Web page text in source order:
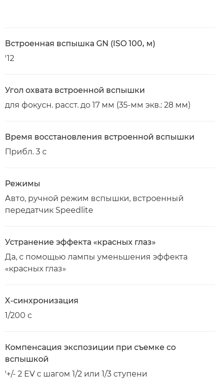
Встроенная вспышка GN (ISO 100, м)
'12
Угол охвата встроенной вспышки
для фокусн. расст. до 17 мм (35-мм экв.: 28 мм)
Время восстановления встроенной вспышки
Прибл. 3 с
Режимы
Авто, ручной режим вспышки, встроенный
передатчик Speedlite
Устранение эффекта «красных глаз»
Да, с помощью лампы уменьшения эффекта
«красных глаз»
X-синхронизация
1/200 с
Компенсация экспозиции при съемке со
вспышкой
'+/- 2 EV с шагом 1/2 или 1/3 ступени